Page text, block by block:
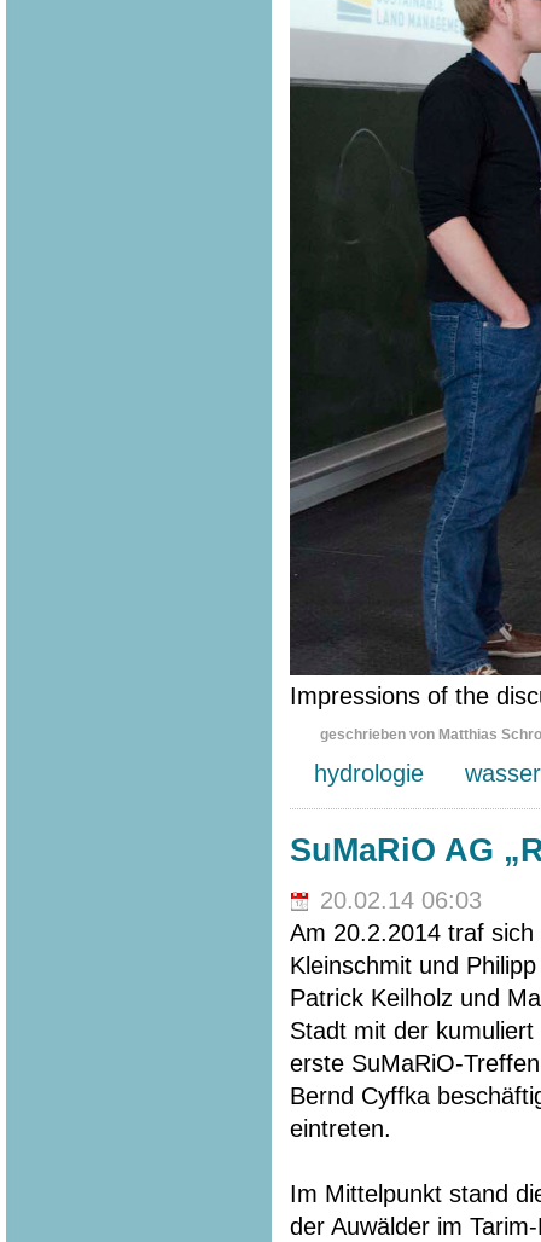
Impressions of the
geschrieben von Matthias
hydrologie wasser
SuMaRiO AG
20.02.14 06:03
Am 20.2.2014 traf sich
Kleinschmit und
Patrick Keilholz und
Stadt mit der
erste SuMaRiO-
Bernd Cyffka
eintreten.
Im Mittelpunkt stand
der Auwälder im